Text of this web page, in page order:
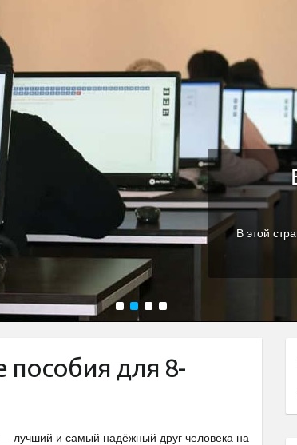
В этой
1 2 3 4
пособия для 8-
лучший и самый надёжный друг человека на